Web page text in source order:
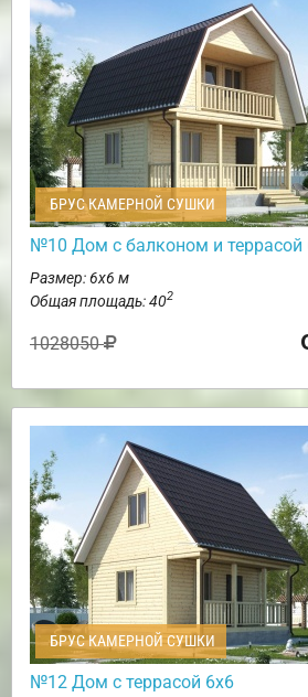
БРУС КАМЕРНОЙ СУШКИ
№10 Дом с балконом и террасой
Размер: 6х6 м
Общая площадь: 402
1028050
БРУС КАМЕРНОЙ СУШКИ
№12 Дом с террасой 6х6